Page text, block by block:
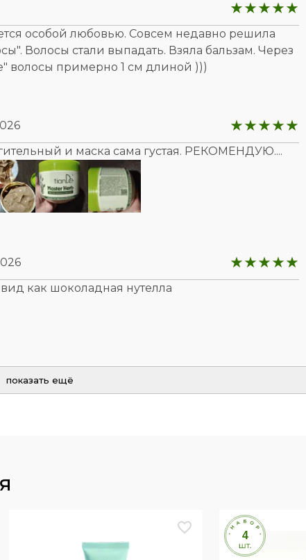
особой любовью. Совсем недавно решила
Волосы стали выпадать. Взяла бальзам. Через
волосы примерно 1 см длиной )))
и маска сама густая. РЕКОМЕНДУЮ....
как шоколадная нутелла
показать ещё